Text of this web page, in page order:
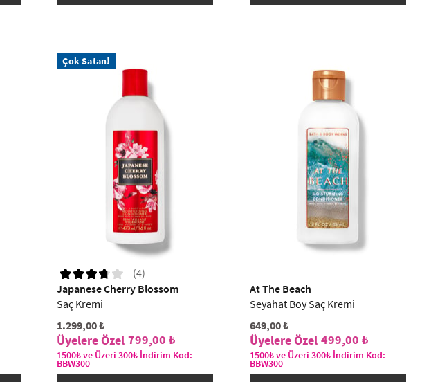
(4)
Japanese Cherry Blossom
Saç Kremi
1.299,00 ₺
799,00 ₺
1500₺ ve Üzeri 300₺ İndirim Kod:
BBW300
Çok Satan!
At The Beach
Seyahat Boy Saç Kremi
649,00 ₺
499,00 ₺
1500₺ ve Üzeri 300₺ İndirim Kod:
BBW300